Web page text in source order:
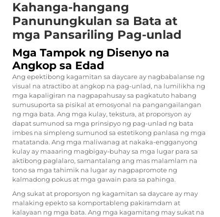
Kahanga-hangang
Panunungkulan sa Bata at
mga Pansariling Pag-unlad
Mga Tampok ng Disenyo na
Angkop sa Edad
Ang epektibong kagamitan sa daycare ay nagbabalanse ng
visual na atractibo at angkop na pag-unlad, na lumilikha ng
mga kapaligiran na nagpapahusay sa pagkatuto habang
sumusuporta sa pisikal at emosyonal na pangangailangan
ng mga bata. Ang mga kulay, tekstura, at proporsyon ay
dapat sumunod sa mga prinsipyo ng pag-unlad ng bata
imbes na simpleng sumunod sa estetikong panlasa ng mga
matatanda. Ang mga maliwanag at nakaka-engganyong
kulay ay maaaring magbigay-buhay sa mga lugar para sa
aktibong paglalaro, samantalang ang mas malamlam na
tono sa mga tahimik na lugar ay nagpapromote ng
kalmadong pokus at mga gawain para sa pahinga.
Ang sukat at proporsyon ng kagamitan sa daycare ay may
malaking epekto sa komportableng pakiramdam at
kalayaan ng mga bata. Ang mga kagamitang may sukat na